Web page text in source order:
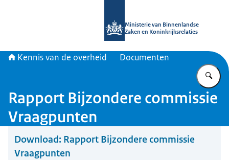
Ministerie van Binnenlandse
Zaken en Koninkrijksrelaties
Kennis van de overheid Documenten
Rapport Bijzondere commissie
Vraagpunten
Download: Rapport Bijzondere commissie
Vraagpunten